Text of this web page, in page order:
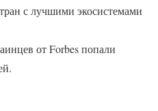
с лучшими экосистемами
от Forbes попали